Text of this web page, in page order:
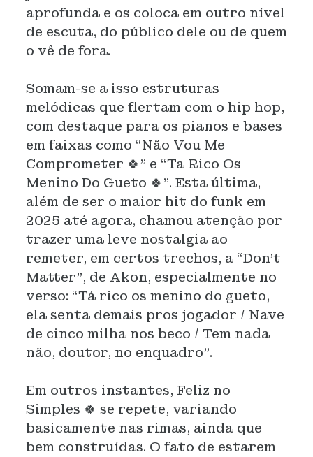
aprofunda e os coloca em outro nível
de escuta, do público dele ou de quem
o vê de fora.
Somam-se a isso estruturas
melódicas que flertam com o hip hop,
com destaque para os pianos e bases
em faixas como “Não Vou Me
Comprometer 🍀” e “Ta Rico Os
Menino Do Gueto 🍀”. Esta última,
além de ser o maior hit do funk em
2025 até agora, chamou atenção por
trazer uma leve nostalgia ao
remeter, em certos trechos, a “Don’t
Matter”, de Akon, especialmente no
verso: “Tá rico os menino do gueto,
ela senta demais pros jogador / Nave
de cinco milha nos beco / Tem nada
não, doutor, no enquadro”.
Em outros instantes, Feliz no
Simples 🍀 se repete, variando
basicamente nas rimas, ainda que
bem construídas. O fato de estarem